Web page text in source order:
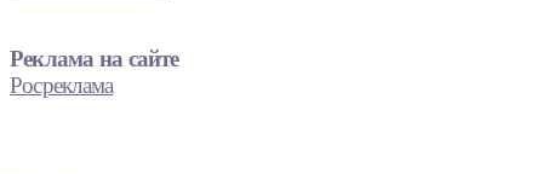
Реклама на сайте
Росреклама